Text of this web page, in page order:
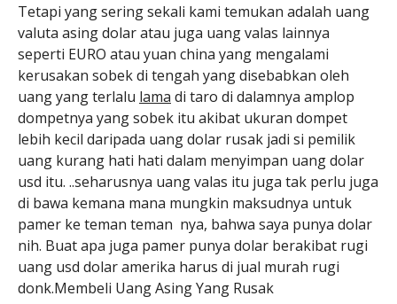
Tetapi yang sering sekali kami temukan adalah uang
valuta asing dolar atau juga uang valas lainnya
seperti EURO atau yuan china yang mengalami
kerusakan sobek di tengah yang disebabkan oleh
uang yang terlalu lama di taro di dalamnya amplop
dompetnya yang sobek itu akibat ukuran dompet
lebih kecil daripada uang dolar rusak jadi si pemilik
uang kurang hati hati dalam menyimpan uang dolar
usd itu. ..seharusnya uang valas itu juga tak perlu juga
di bawa kemana mana mungkin maksudnya untuk
pamer ke teman teman nya, bahwa saya punya dolar
nih. Buat apa juga pamer punya dolar berakibat rugi
uang usd dolar amerika harus di jual murah rugi
donk.Membeli Uang Asing Yang Rusak